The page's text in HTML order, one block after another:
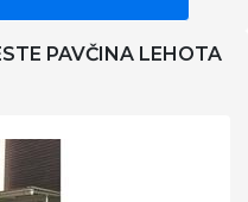
PAVČINA LEHOTA